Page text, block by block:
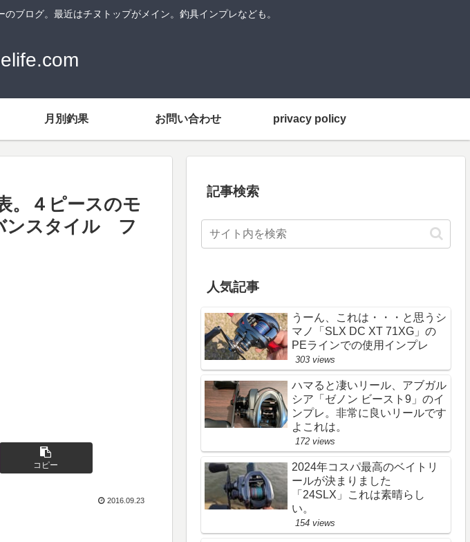
ブログ。最近はチヌトップがメイン。釣具インプレなども。
月別釣果 お問い合わせ privacy policy
。４ピースのモ
ンスタイル フ
コピー
2016.09.23
記事検索
人気記事
うーん、これは・・・と思うシ
マノ「SLX DC XT 71XG」の
PEラインでの使用インプレ
303 views
ハマると凄いリール、アブガル
シア「ゼノン ビースト9」のイ
ンプレ。非常に良いリールです
よこれは。
172 views
2024年コスパ最高のベイトリ
ールが決まりました
「24SLX」これは素晴らし
い。
154 views